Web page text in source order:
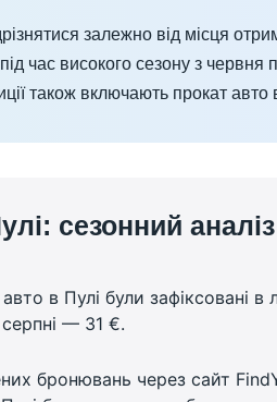
залежно від місця
час високого сезону з
також включають прокат авто
сезонний
в Пулі були зафіксовані
— 31 €.
бронювань через сайт